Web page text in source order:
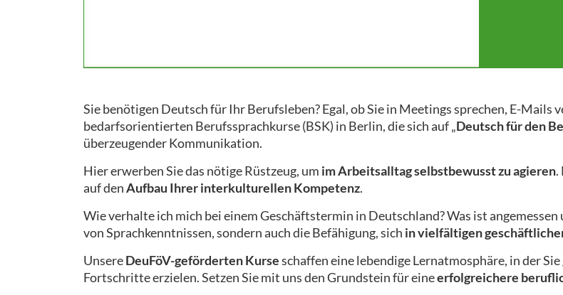
Sie benötigen Deutsch für Ihr Berufsleben? Egal, ob Sie in Meetings sprechen, E-Mails
bedarfsorientierten Berufssprachkurse (BSK) in Berlin, die sich auf „Deutsch für den
überzeugender Kommunikation.
Hier erwerben Sie das nötige Rüstzeug, um im Arbeitsalltag selbstbewusst zu agieren.
auf denAufbau Ihrer interkulturellen Kompetenz.
Wie verhalte ich mich bei einem Geschäftstermin in Deutschland? Was ist
von Sprachkenntnissen, sondern auch die Befähigung, sich in vielfältigen
UnsereDeuFöV-geförderten Kurseschaffen eine lebendige Lernatmosphäre, in der
Fortschritte erzielen. Setzen Sie mit uns den Grundstein für eineerfolgreichere